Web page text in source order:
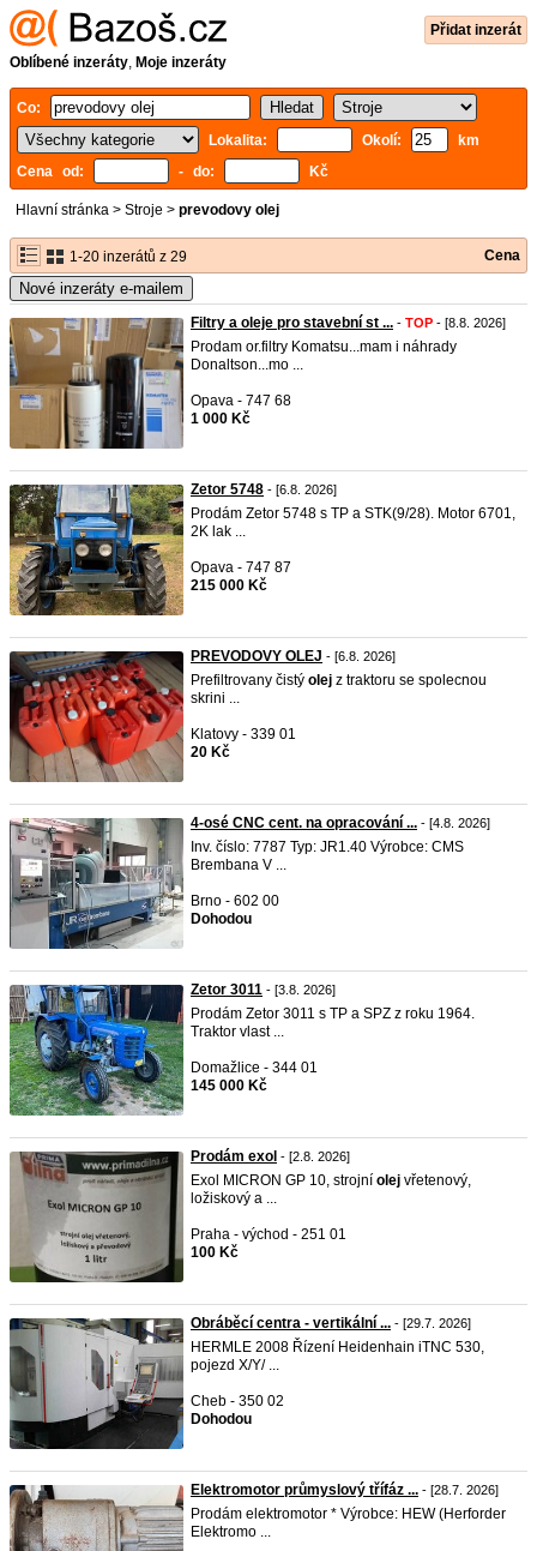
Přidat inzerát
Oblíbené inzeráty, Moje inzeráty
Co:
Lokalita:
Okolí:
km
Cena od:
- do: Kč
Hlavní stránka > Stroje > prevodovy olej
1-20 inzerátů z 29 Cena
Nové inzeráty e-mailem
Filtry a oleje pro stavební st ... - TOP - [8.8. 2026]
Prodam or.filtry Komatsu...mam i náhrady
Donaltson...mo ...
Opava - 747 68
1 000 Kč
Zetor 5748 - [6.8. 2026]
Prodám Zetor 5748 s TP a STK(9/28). Motor 6701,
2K lak ...
Opava - 747 87
215 000 Kč
PREVODOVY OLEJ - [6.8. 2026]
Prefiltrovany čistý olej z traktoru se spolecnou
skrini ...
Klatovy - 339 01
20 Kč
4-osé CNC cent. na opracování ... - [4.8. 2026]
Inv. číslo: 7787 Typ: JR1.40 Výrobce: CMS
Brembana V ...
Brno - 602 00
Dohodou
Zetor 3011 - [3.8. 2026]
Prodám Zetor 3011 s TP a SPZ z roku 1964.
Traktor vlast ...
Domažlice - 344 01
145 000 Kč
Prodám exol - [2.8. 2026]
Exol MICRON GP 10, strojní olej vřetenový,
ložiskový a ...
Praha - východ - 251 01
100 Kč
Obráběcí centra - vertikální ... - [29.7. 2026]
HERMLE 2008 Řízení Heidenhain iTNC 530,
pojezd X/Y/ ...
Cheb - 350 02
Dohodou
Elektromotor průmyslový třífáz ... - [28.7. 2026]
Prodám elektromotor * Výrobce: HEW (Herforder
Elektromo ...